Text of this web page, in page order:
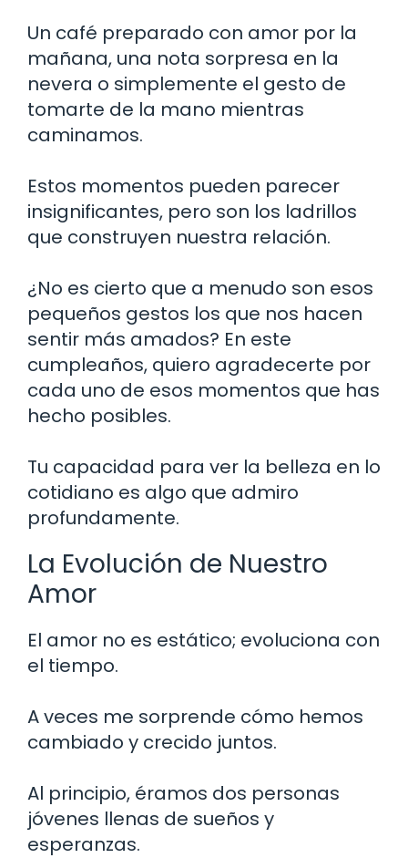
Un café preparado con amor por la
mañana, una nota sorpresa en la
nevera o simplemente el gesto de
tomarte de la mano mientras
caminamos.
Estos momentos pueden parecer
insignificantes, pero son los ladrillos
que construyen nuestra relación.
¿No es cierto que a menudo son esos
pequeños gestos los que nos hacen
sentir más amados? En este
cumpleaños, quiero agradecerte por
cada uno de esos momentos que has
hecho posibles.
Tu capacidad para ver la belleza en lo
cotidiano es algo que admiro
profundamente.
La Evolución de Nuestro
Amor
El amor no es estático; evoluciona con
el tiempo.
A veces me sorprende cómo hemos
cambiado y crecido juntos.
Al principio, éramos dos personas
jóvenes llenas de sueños y
esperanzas.